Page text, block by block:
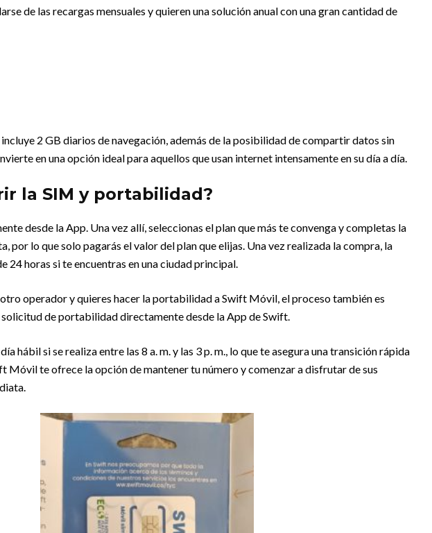
de las recargas mensuales y quieren una solución anual con una gran cantidad de
2 GB diarios de navegación, además de la posibilidad de compartir datos sin
en una opción ideal para aquellos que usan internet intensamente en su día a día.
la SIM y portabilidad?
desde la App. Una vez allí, seleccionas el plan que más te convenga y completas la
por lo que solo pagarás el valor del plan que elijas. Una vez realizada la compra, la
24 horas si te encuentras en una ciudad principal.
otro operador y quieres hacer la portabilidad a Swift Móvil, el proceso también es
solicitud de portabilidad directamente desde la App de Swift.
hábil si se realiza entre las 8 a. m. y las 3 p. m., lo que te asegura una transición rápida
Móvil te ofrece la opción de mantener tu número y comenzar a disfrutar de sus